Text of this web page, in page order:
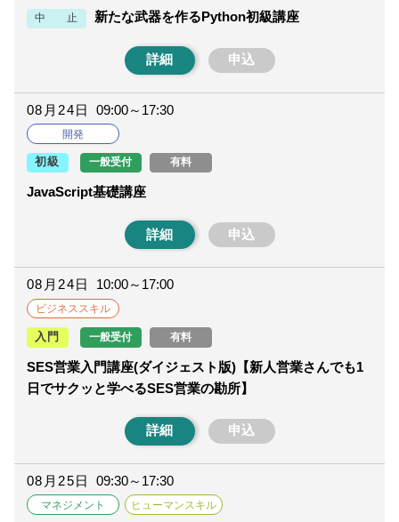
中 止 新たな武器を作るPython初級講座
詳細 申込
08月24日 09:00～17:30
開発
初級 一般受付 有料
JavaScript基礎講座
詳細 申込
08月24日 10:00～17:00
ビジネススキル
入門 一般受付 有料
SES営業入門講座(ダイジェスト版)【新人営業さんでも1
日でサクッと学べるSES営業の勘所】
詳細 申込
08月25日 09:30～17:30
マネジメント ヒューマンスキル